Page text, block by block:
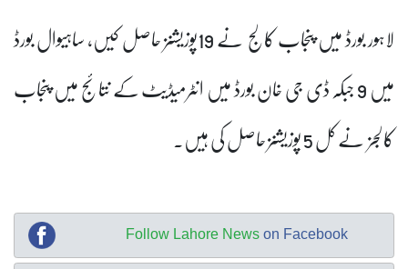
لاہور بورڈ میں پنجاب کالج نے 19پوزیشنز حاصل کیں، ساہیوال بورڈ
میں 9 جبکہ ڈی جی خان بورڈ میں انٹرمیڈیٹ کے نتائج میں پنجاب
کالجز نے کل 5 پوزیشنز حاصل کی ہیں۔
Follow Lahore News on Facebook